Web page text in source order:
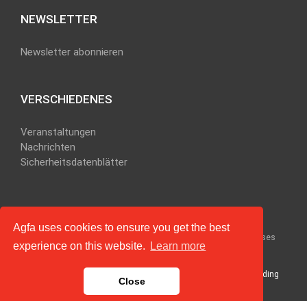
Agfa uses cookies to ensure you get the best
experience on this website.
Learn more
Close
NEWSLETTER
Newsletter abonnieren
VERSCHIEDENES
Veranstaltungen
Nachrichten
Sicherheitsdatenblätter
Read more about how agfa uses
cookies.
if you have questions or problems regarding
this Web site.